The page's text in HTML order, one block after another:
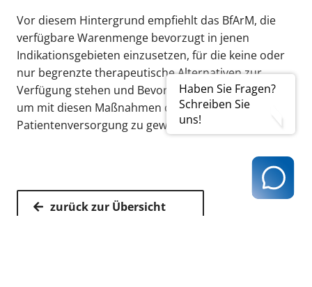
Haben Sie Fragen?
Schreiben Sie
uns!
Vor diesem Hintergrund empfiehlt das BfArM, die
verfügbare Warenmenge bevorzugt in jenen
Indikationsgebieten einzusetzen, für die keine oder
nur begrenzte therapeutische Alternativen zur
Verfügung stehen und Bevorratung zu vermeiden,
um mit diesen Maßnahmen die größtmögliche
Patientenversorgung zu gewährleisten.
zurück zur Übersicht